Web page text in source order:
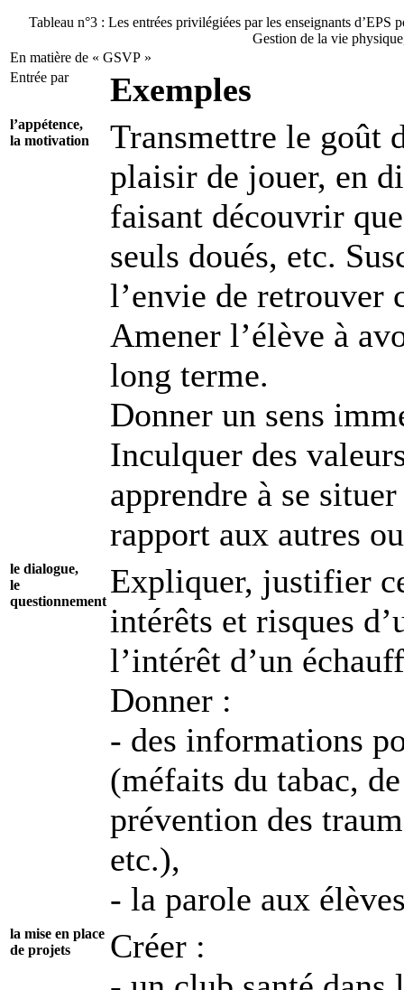
Tableau n°3 : Les entrées privilégiées par les enseignants
Gestion de la vie
En matière de « GSVP »
Entrée par
Exemples
l’appétence,
la motivation
Transmettre le goût
plaisir de jouer, en
faisant découvrir
seuls doués, etc.
l’envie de retrouver
Amener l’élève à
long terme.
Donner un sens
Inculquer des
apprendre à se
rapport aux autres
le dialogue,
le
questionnement
Expliquer, justifier
intérêts et risques
l’intérêt d’un
Donner :
- des informations
(méfaits du tabac,
prévention des
etc.),
- la parole aux
la mise en place
de projets
Créer :